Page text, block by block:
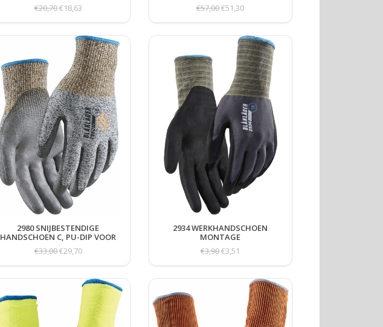
€20,70€18,63
€57,00€51,30
2980 SNIJBESTENDIGE
HANDSCHOEN C, PU-DIP VOOR
€33,00€29,70
2934 WERKHANDSCHOEN
MONTAGE
€3,90€3,51